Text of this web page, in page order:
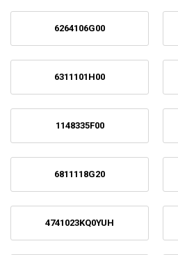
6264106G00
6311101H00
1148335F00
6811118G20
4741023KQ0YUH